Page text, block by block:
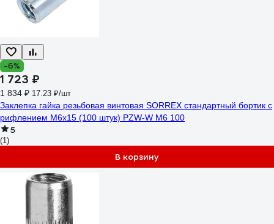
-6%
1 723 ₽
1 834 ₽ 17.23 ₽/шт
Заклепка гайка резьбовая винтовая SORREX стандартный бортик с
рифлением М6x15 (100 штук) PZW-W M6 100
5
(1)
В корзину